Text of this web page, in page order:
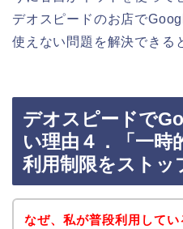
デオスピードのお店で
使えない問題を解決できる
デオスピードで
い理由４．「一時
利用制限をストッ
なぜ、私が普段利用してい